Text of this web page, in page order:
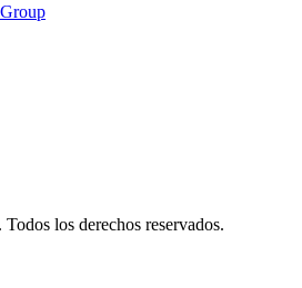
los derechos reservados.